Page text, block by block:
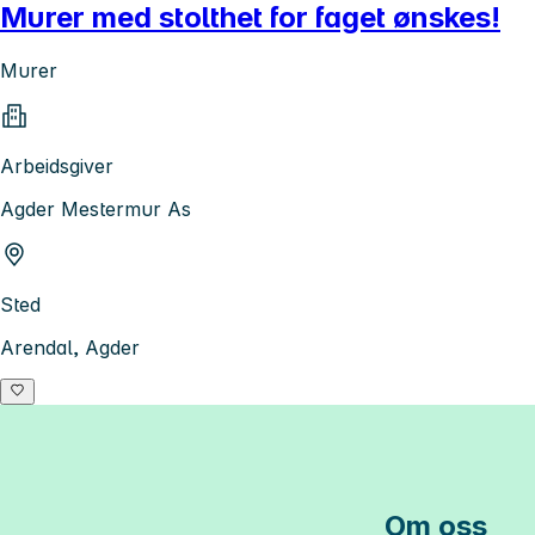
Murer med stolthet for faget ønskes!
Murer
Arbeidsgiver
Agder Mestermur As
Sted
Arendal, Agder
Om oss